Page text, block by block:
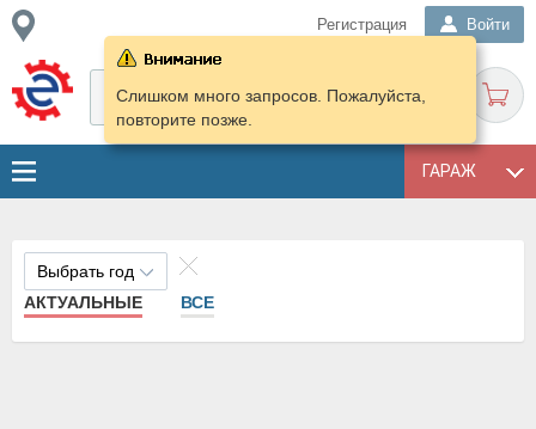
Регистрация Войти
ГАРАЖ
Слишком много запросов. Пожалуйста,
повторите позже.
Выбрать год
АКТУАЛЬНЫЕ
ВСЕ